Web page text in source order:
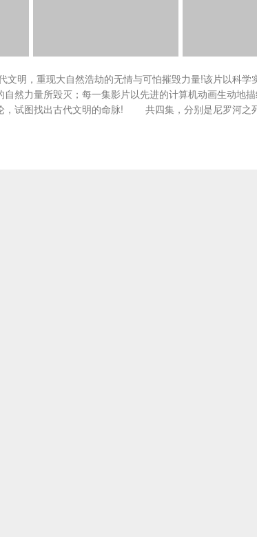
明，重现大自然浩劫的无情与可怕摧毁力量!该片以科学
然力量所毁灭；每一集影片以先进的计算机动画生动地
，试图找出古代文明的命脉! 共四集，分别是尼罗河之